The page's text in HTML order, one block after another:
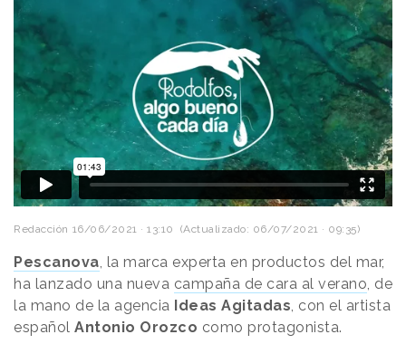
Redacción 16/06/2021 · 13:10 (Actualizado: 06/07/2021 · 09:35)
Pescanova, la marca experta en productos del mar,
ha lanzado una nueva campaña de cara al verano, de
la mano de la agencia Ideas Agitadas, con el artista
español Antonio Orozco como protagonista.